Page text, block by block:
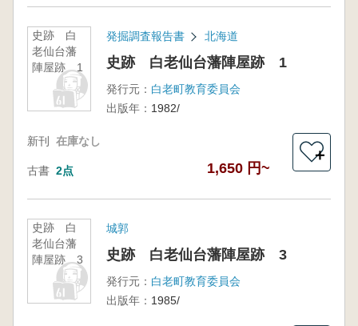
史跡 白
老仙台藩
陣屋跡 1
発掘調査報告書 北海道
史跡 白老仙台藩陣屋跡 1
発行元： 白老町教育委員会
出版年： 1982/
新刊 在庫なし
古書 2点 1,650 円~
＋
史跡 白
老仙台藩
陣屋跡 3
城郭
史跡 白老仙台藩陣屋跡 3
発行元： 白老町教育委員会
出版年： 1985/